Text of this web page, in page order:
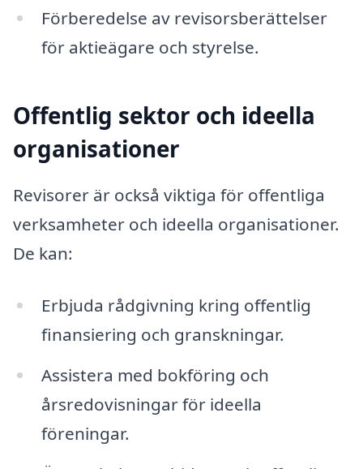
Förberedelse av revisorsberättelser
för aktieägare och styrelse.
Offentlig sektor och ideella
organisationer
Revisorer är också viktiga för offentliga
verksamheter och ideella organisationer.
De kan:
Erbjuda rådgivning kring offentlig
finansiering och granskningar.
Assistera med bokföring och
årsredovisningar för ideella
föreningar.